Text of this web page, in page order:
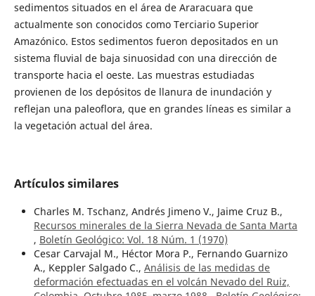
sedimentos situados en el área de Araracuara que
actualmente son conocidos como Terciario Superior
Amazónico. Estos sedimentos fueron depositados en un
sistema fluvial de baja sinuosidad con una dirección de
transporte hacia el oeste. Las muestras estudiadas
provienen de los depósitos de llanura de inundación y
reflejan una paleoflora, que en grandes líneas es similar a
la vegetación actual del área.
Artículos similares
Charles M. Tschanz, Andrés Jimeno V., Jaime Cruz B.,
Recursos minerales de la Sierra Nevada de Santa Marta
, Boletín Geológico: Vol. 18 Núm. 1 (1970)
Cesar Carvajal M., Héctor Mora P., Fernando Guarnizo
A., Keppler Salgado C., Análisis de las medidas de
deformación efectuadas en el volcán Nevado del Ruiz,